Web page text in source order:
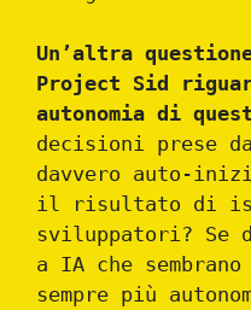
Un’altra
Project Sid
autonomia di
decisioni prese
davvero auto-
il risultato di
sviluppatori? Se
a IA che
sempre più